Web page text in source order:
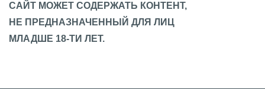
САЙТ МОЖЕТ СОДЕРЖАТЬ КОНТЕНТ,
НЕ ПРЕДНАЗНАЧЕННЫЙ ДЛЯ ЛИЦ
МЛАДШЕ 18-ТИ ЛЕТ.